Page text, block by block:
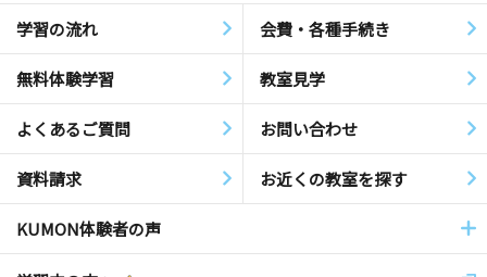
学習の流れ 会費・各種手続き
無料体験学習 教室見学
よくあるご質問 お問い合わせ
資料請求 お近くの教室を探す
KUMON体験者の声